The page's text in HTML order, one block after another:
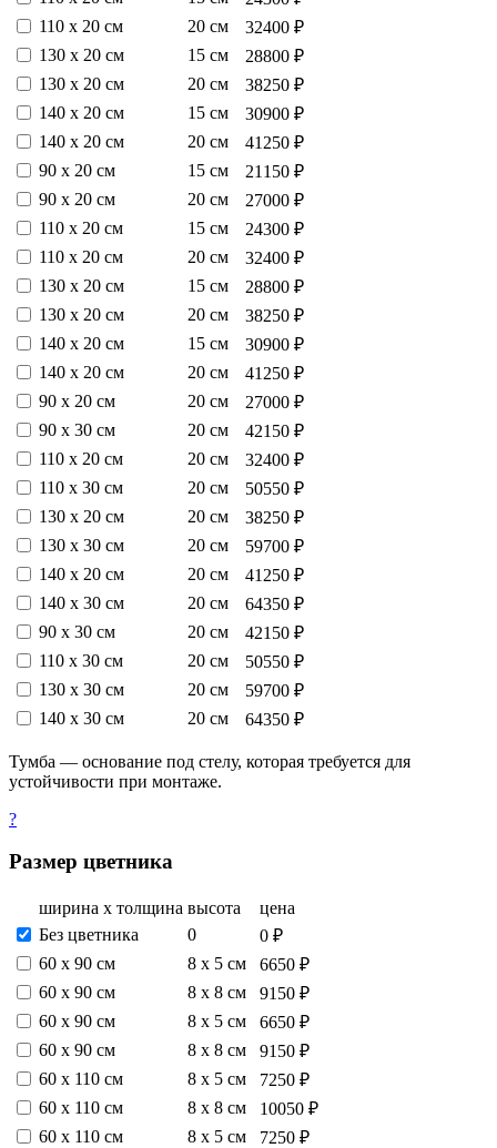
110 х 20 см
20 см
32400 ₽
130 х 20 см
15 см
28800 ₽
130 х 20 см
20 см
38250 ₽
140 х 20 см
15 см
30900 ₽
140 х 20 см
20 см
41250 ₽
90 х 20 см
15 см
21150 ₽
90 х 20 см
20 см
27000 ₽
110 х 20 см
15 см
24300 ₽
110 х 20 см
20 см
32400 ₽
130 х 20 см
15 см
28800 ₽
130 х 20 см
20 см
38250 ₽
140 х 20 см
15 см
30900 ₽
140 х 20 см
20 см
41250 ₽
90 х 20 см
20 см
27000 ₽
90 х 30 см
20 см
42150 ₽
110 х 20 см
20 см
32400 ₽
110 х 30 см
20 см
50550 ₽
130 х 20 см
20 см
38250 ₽
130 х 30 см
20 см
59700 ₽
140 х 20 см
20 см
41250 ₽
140 х 30 см
20 см
64350 ₽
90 х 30 см
20 см
42150 ₽
110 х 30 см
20 см
50550 ₽
130 х 30 см
20 см
59700 ₽
140 х 30 см
20 см 64350 ₽
Тумба — основание под стелу, которая требуется для
устойчивости при монтаже.
?
Размер цветника
ширина х толщина высота
цена
Без цветника
0
0 ₽
60 х 90 см
8 х 5 см
6650 ₽
60 х 90 см
8 х 8 см
9150 ₽
60 х 90 см
8 х 5 см
6650 ₽
60 х 90 см
8 х 8 см
9150 ₽
60 х 110 см
8 х 5 см
7250 ₽
60 х 110 см
8 х 8 см
10050 ₽
60 х 110 см
8 х 5 см
7250 ₽